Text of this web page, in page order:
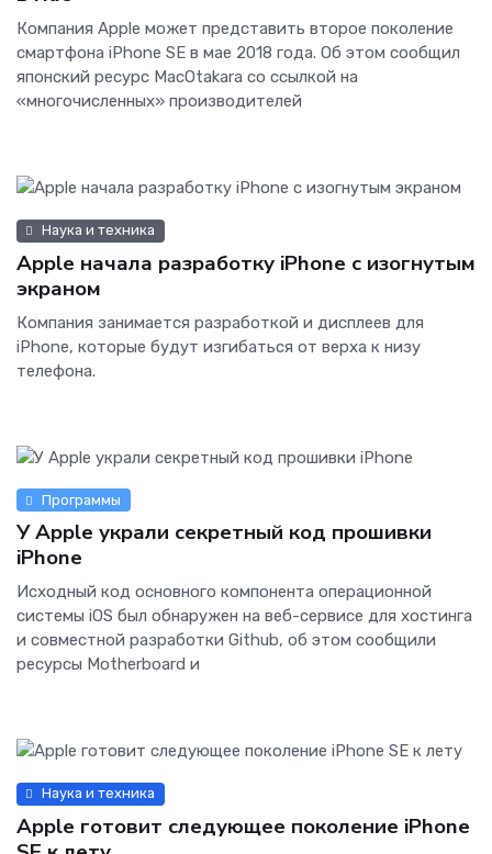
Компания Apple может представить второе поколение
смартфона iPhone SE в мае 2018 года. Об этом сообщил
японский ресурс MacOtakara со ссылкой на
«многочисленных» производителей
Наука и техника
Apple начала разработку iPhone с изогнутым
экраном
Компания занимается разработкой и дисплеев для
iPhone, которые будут изгибаться от верха к низу
телефона.
Программы
У Apple украли секретный код прошивки
iPhone
Исходный код основного компонента операционной
системы iOS был обнаружен на веб-сервисе для хостинга
и совместной разработки Github, об этом сообщили
ресурсы Motherboard и
Наука и техника
Apple готовит следующее поколение iPhone